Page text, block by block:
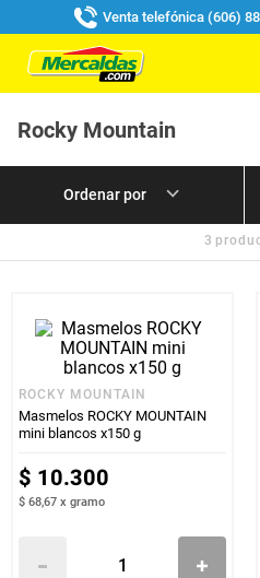
Venta telefónica (606)
Rocky Mountain
3
ROCKY MOUNTAIN
Masmelos ROCKY MOUNTAIN
mini blancos x150 g
$ 10.300
$ 68,67 x gramo